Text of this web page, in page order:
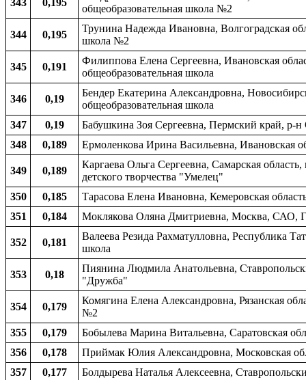
343 0,195
общеобразовательная школа №2
344 0,195
Трунина Надежда Ивановна, Волгоградская
школа №2
345 0,191
Филиппова Елена Сергеевна, Ивановская
общеобразовательная школа
346 0,19
Бендер Екатерина Александровна,
общеобразовательная школа
347
0,19
Бабушкина Зоя Сергеевна, Пермский край, р-
348
0,189 Ермоленкова Ирина Васильевна, Ивановская
349 0,189
Каргаева Ольга Сергеевна, Самарская
детского творчества "Умелец"
350
0,185
Тарасова Елена Ивановна, Кемеровская
351
0,184 Моклякова Оляна Дмитриевна, Москва, САО,
352 0,181
Валеева Резида Рахматулловна, Республика
школа
353 0,18
Пиянина Людмила Анатольевна,
"Дружба"
354 0,179
Комягина Елена Александровна, Рязанская
№2
355
0,179
Бобылева Марина Витальевна, Саратовская
356
0,178
Приймак Юлия Александровна, Московская
357
0,177
Болдырева Наталья Алексеевна,